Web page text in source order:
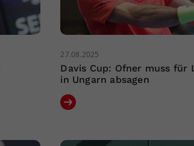
27.08.2025
Davis Cup: Ofner muss für
in Ungarn absagen